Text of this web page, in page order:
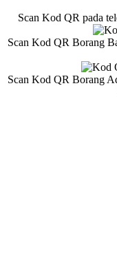
Scan Kod QR pada
Scan Kod QR Borang
Scan Kod QR Borang